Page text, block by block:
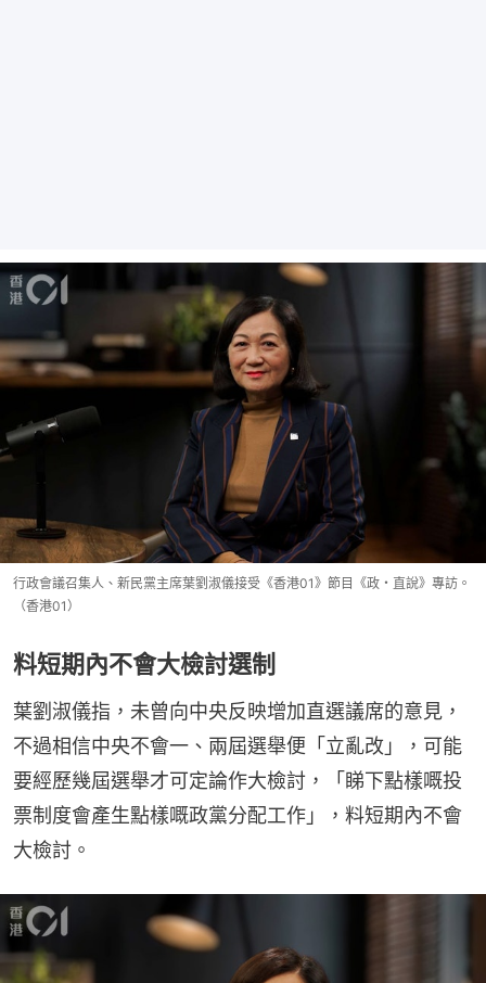
行政會議召集人、新民黨主席葉劉淑儀接受《香港01》節目《政・直說》專訪。
（香港01）
料短期內不會大檢討選制
葉劉淑儀指，未曾向中央反映增加直選議席的意見，
不過相信中央不會一、兩屆選舉便「立亂改」，可能
要經歷幾屆選舉才可定論作大檢討，「睇下點樣嘅投
票制度會產生點樣嘅政黨分配工作」，料短期內不會
大檢討。